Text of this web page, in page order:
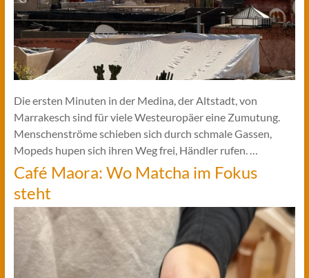
Die ersten Minuten in der Medina, der Altstadt, von
Marrakesch sind für viele Westeuropäer eine Zumutung.
Menschenströme schieben sich durch schmale Gassen,
Mopeds hupen sich ihren Weg frei, Händler rufen. …
Café Maora: Wo Matcha im Fokus
steht